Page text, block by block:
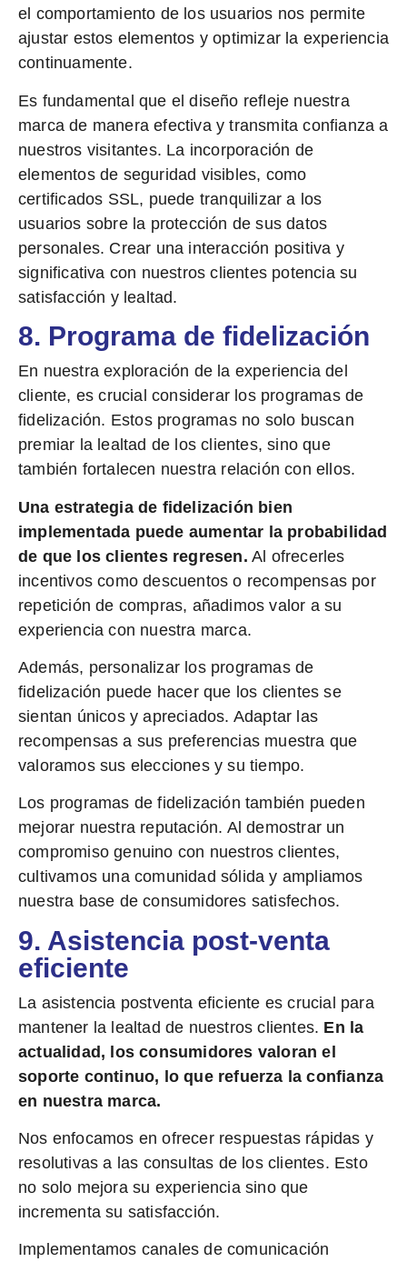
el comportamiento de los usuarios nos permite
ajustar estos elementos y optimizar la experiencia
continuamente.
Es fundamental que el diseño refleje nuestra
marca de manera efectiva y transmita confianza a
nuestros visitantes. La incorporación de
elementos de seguridad visibles, como
certificados SSL, puede tranquilizar a los
usuarios sobre la protección de sus datos
personales. Crear una interacción positiva y
significativa con nuestros clientes potencia su
satisfacción y lealtad.
8. Programa de fidelización
En nuestra exploración de la experiencia del
cliente, es crucial considerar los programas de
fidelización. Estos programas no solo buscan
premiar la lealtad de los clientes, sino que
también fortalecen nuestra relación con ellos.
Una estrategia de fidelización bien
implementada puede aumentar la probabilidad
de que los clientes regresen. Al ofrecerles
incentivos como descuentos o recompensas por
repetición de compras, añadimos valor a su
experiencia con nuestra marca.
Además, personalizar los programas de
fidelización puede hacer que los clientes se
sientan únicos y apreciados. Adaptar las
recompensas a sus preferencias muestra que
valoramos sus elecciones y su tiempo.
Los programas de fidelización también pueden
mejorar nuestra reputación. Al demostrar un
compromiso genuino con nuestros clientes,
cultivamos una comunidad sólida y ampliamos
nuestra base de consumidores satisfechos.
9. Asistencia post-venta
eficiente
La asistencia postventa eficiente es crucial para
mantener la lealtad de nuestros clientes. En la
actualidad, los consumidores valoran el
soporte continuo, lo que refuerza la confianza
en nuestra marca.
Nos enfocamos en ofrecer respuestas rápidas y
resolutivas a las consultas de los clientes. Esto
no solo mejora su experiencia sino que
incrementa su satisfacción.
Implementamos canales de comunicación